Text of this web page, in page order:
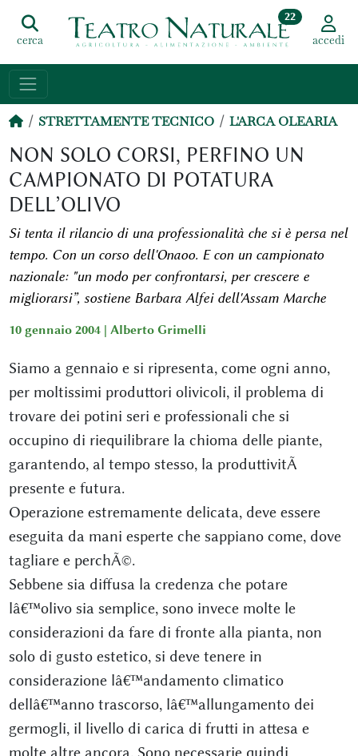
cerca
22
accedi
STRETTAMENTE TECNICO L'ARCA OLEARIA
NON SOLO CORSI, PERFINO UN
CAMPIONATO DI POTATURA
DELL’OLIVO
Si tenta il rilancio di una professionalità che si è persa nel
tempo. Con un corso dell'Onaoo. E con un campionato
nazionale: "un modo per confrontarsi, per crescere e
migliorarsi”, sostiene Barbara Alfei dell'Assam Marche
10 gennaio 2004 | Alberto Grimelli
Siamo a gennaio e si ripresenta, come ogni anno,
per moltissimi produttori olivicoli, il problema di
trovare dei potini seri e professionali che si
occupino di riequilibrare la chioma delle piante,
garantendo, al tempo stesso, la produttivitÃ
presente e futura.
Operazione estremamente delicata, deve essere
eseguita da mani esperte che sappiano come, dove
tagliare e perchÃ©.
Sebbene sia diffusa la credenza che potare
lâ€™olivo sia semplice, sono invece molte le
considerazioni da fare di fronte alla pianta, non
solo di gusto estetico, si deve tenere in
considerazione lâ€™andamento climatico
dellâ€™anno trascorso, lâ€™allungamento dei
germogli, il livello di carica di frutti in attesa e